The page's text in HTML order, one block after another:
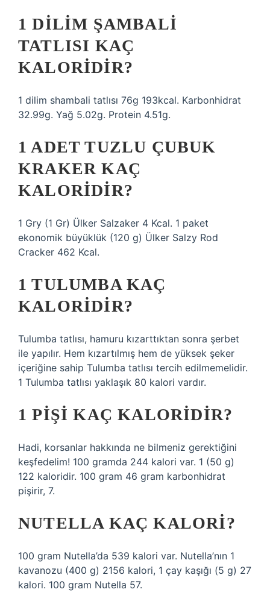
1 DILIM ŞAMBALI
TATLISI KAÇ
KALORIDIR?
1 dilim shambali tatlısı 76g 193kcal. Karbonhidrat
32.99g. Yağ 5.02g. Protein 4.51g.
1 ADET TUZLU ÇUBUK
KRAKER KAÇ
KALORIDIR?
1 Gry (1 Gr) Ülker Salzaker 4 Kcal. 1 paket
ekonomik büyüklük (120 g) Ülker Salzy Rod
Cracker 462 Kcal.
1 TULUMBA KAÇ
KALORIDIR?
Tulumba tatlısı, hamuru kızarttıktan sonra şerbet
ile yapılır. Hem kızartılmış hem de yüksek şeker
içeriğine sahip Tulumba tatlısı tercih edilmemelidir.
1 Tulumba tatlısı yaklaşık 80 kalori vardır.
1 PIŞI KAÇ KALORIDIR?
Hadi, korsanlar hakkında ne bilmeniz gerektiğini
keşfedelim! 100 gramda 244 kalori var. 1 (50 g)
122 kaloridir. 100 gram 46 gram karbonhidrat
pişirir, 7.
NUTELLA KAÇ KALORI?
100 gram Nutella’da 539 kalori var. Nutella’nın 1
kavanozu (400 g) 2156 kalori, 1 çay kaşığı (5 g) 27
kalori. 100 gram Nutella 57.